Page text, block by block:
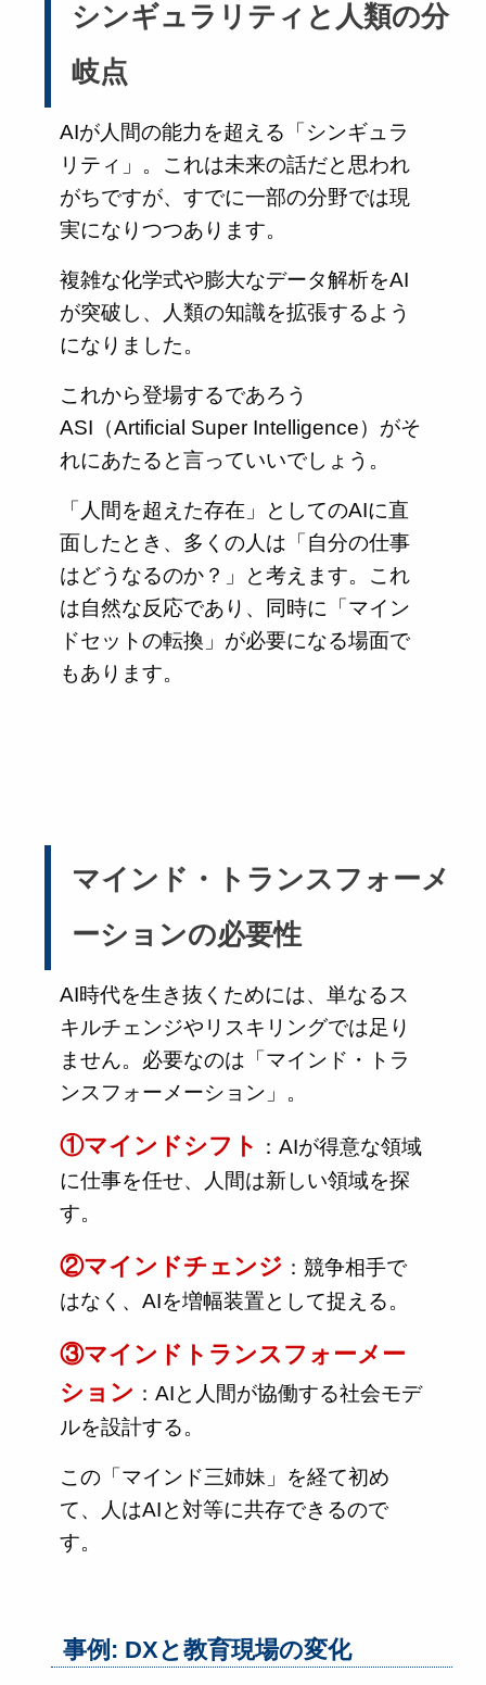
シンギュラリティと人類の分
岐点
AIが人間の能力を超える「シンギュラ
リティ」。これは未来の話だと思われ
がちですが、すでに一部の分野では現
実になりつつあります。
複雑な化学式や膨大なデータ解析をAI
が突破し、人類の知識を拡張するよう
になりました。
これから登場するであろう
ASI（Artificial Super Intelligence）がそ
れにあたると言っていいでしょう。
「人間を超えた存在」としてのAIに直
面したとき、多くの人は「自分の仕事
はどうなるのか？」と考えます。これ
は自然な反応であり、同時に「マイン
ドセットの転換」が必要になる場面で
もあります。
マインド・トランスフォーメ
ーションの必要性
AI時代を生き抜くためには、単なるス
キルチェンジやリスキリングでは足り
ません。必要なのは「マインド・トラ
ンスフォーメーション」。
①マインドシフト
：AIが得意な領域
に仕事を任せ、人間は新しい領域を探
す。
②マインドチェンジ ：競争相手で
はなく、AIを増幅装置として捉える。
③マインドトランスフォーメー
ション ：AIと人間が協働する社会モデ
ルを設計する。
この「マインド三姉妹」を経て初め
て、人はAIと対等に共存できるので
す。
事例: DXと教育現場の変化